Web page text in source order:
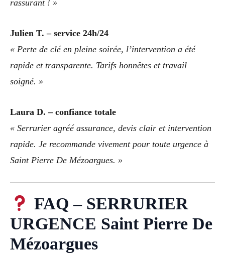
rassurant ! »
Julien T. – service 24h/24
« Perte de clé en pleine soirée, l’intervention a été
rapide et transparente. Tarifs honnêtes et travail
soigné. »
Laura D. – confiance totale
« Serrurier agréé assurance, devis clair et intervention
rapide. Je recommande vivement pour toute urgence à
Saint Pierre De Mézoargues. »
FAQ – SERRURIER
URGENCE Saint Pierre De
Mézoargues